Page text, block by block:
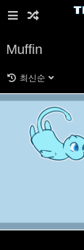
Muffin
최신순